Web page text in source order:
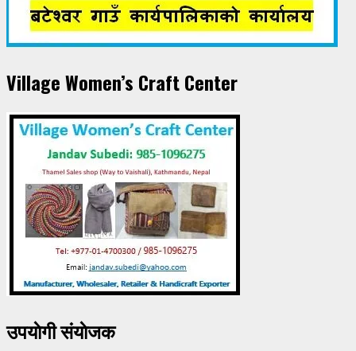
Village Women’s Craft Center
उपयाेगी संयाेजक